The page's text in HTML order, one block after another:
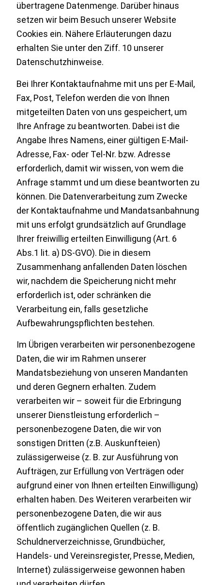
übertragene Datenmenge. Darüber hinaus
setzen wir beim Besuch unserer Website
Cookies ein. Nähere Erläuterungen dazu
erhalten Sie unter den Ziff. 10 unserer
Datenschutzhinweise.
Bei Ihrer Kontaktaufnahme mit uns per E-Mail,
Fax, Post, Telefon werden die von Ihnen
mitgeteilten Daten von uns gespeichert, um
Ihre Anfrage zu beantworten. Dabei ist die
Angabe Ihres Namens, einer gültigen E-Mail-
Adresse, Fax- oder Tel-Nr. bzw. Adresse
erforderlich, damit wir wissen, von wem die
Anfrage stammt und um diese beantworten zu
können. Die Datenverarbeitung zum Zwecke
der Kontaktaufnahme und Mandatsanbahnung
mit uns erfolgt grundsätzlich auf Grundlage
Ihrer freiwillig erteilten Einwilligung (Art. 6
Abs.1 lit. a) DS-GVO). Die in diesem
Zusammenhang anfallenden Daten löschen
wir, nachdem die Speicherung nicht mehr
erforderlich ist, oder schränken die
Verarbeitung ein, falls gesetzliche
Aufbewahrungspflichten bestehen.
Im Übrigen verarbeiten wir personenbezogene
Daten, die wir im Rahmen unserer
Mandatsbeziehung von unseren Mandanten
und deren Gegnern erhalten. Zudem
verarbeiten wir – soweit für die Erbringung
unserer Dienstleistung erforderlich –
personenbezogene Daten, die wir von
sonstigen Dritten (z.B. Auskunfteien)
zulässigerweise (z. B. zur Ausführung von
Aufträgen, zur Erfüllung von Verträgen oder
aufgrund einer von Ihnen erteilten Einwilligung)
erhalten haben. Des Weiteren verarbeiten wir
personenbezogene Daten, die wir aus
öffentlich zugänglichen Quellen (z. B.
Schuldnerverzeichnisse, Grundbücher,
Handels- und Vereinsregister, Presse, Medien,
Internet) zulässigerweise gewonnen haben